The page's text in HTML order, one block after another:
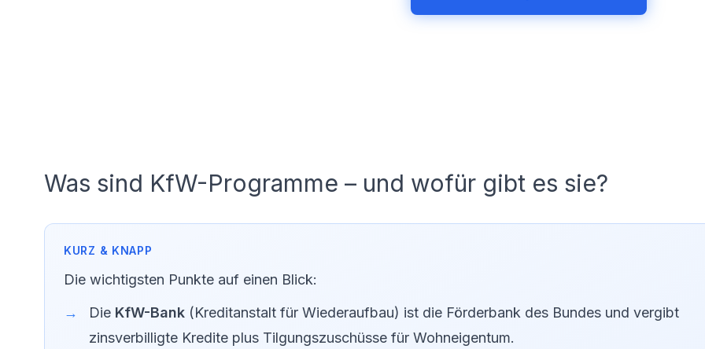
Was sind KfW-Programme – und wofür gibt es sie?
Die wichtigsten Punkte auf einen Blick:
Die KfW-Bank (Kreditanstalt für Wiederaufbau) ist die Förderbank des Bundes und vergibt
zinsverbilligte Kredite plus Tilgungszuschüsse für Wohneigentum.